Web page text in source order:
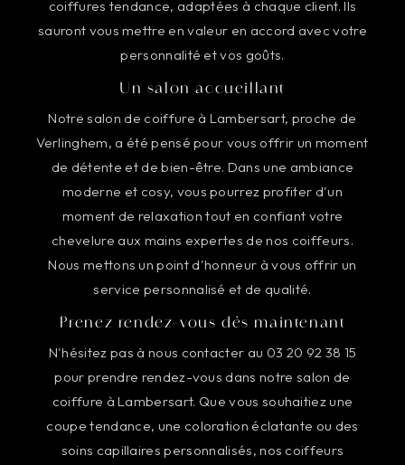
coiffures tendance, adaptées à chaque client. Ils
sauront vous mettre en valeur en accord avec votre
personnalité et vos goûts.
Un salon accueillant
Notre salon de coiffure à Lambersart, proche de
Verlinghem, a été pensé pour vous offrir un moment
de détente et de bien-être. Dans une ambiance
moderne et cosy, vous pourrez profiter d'un
moment de relaxation tout en confiant votre
chevelure aux mains expertes de nos coiffeurs.
Nous mettons un point d'honneur à vous offrir un
service personnalisé et de qualité.
Prenez rendez-vous dès maintenant
N'hésitez pas à nous contacter au 03 20 92 38 15
pour prendre rendez-vous dans notre salon de
coiffure à Lambersart. Que vous souhaitiez une
coupe tendance, une coloration éclatante ou des
soins capillaires personnalisés, nos coiffeurs